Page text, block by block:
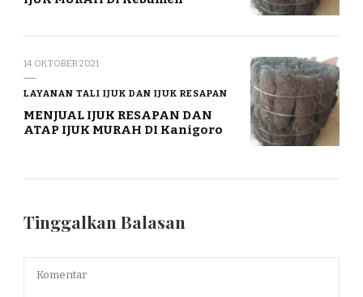
14 OKTOBER 2021
LAYANAN TALI IJUK DAN IJUK RESAPAN
MENJUAL IJUK RESAPAN DAN
ATAP IJUK MURAH DI Kanigoro
Tinggalkan Balasan